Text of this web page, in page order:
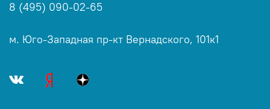
8 (495) 090-02-65
м. Юго-Западная пр-кт Вернадского, 101к1